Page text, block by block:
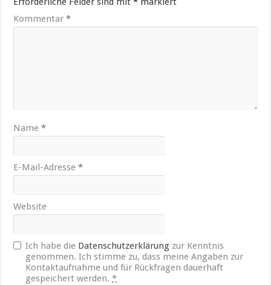
Kommentar*
Name*
E-Mail-Adresse*
Website
Ich habe die Datenschutzerklärung zur Kenntnis
genommen. Ich stimme zu, dass meine Angaben zur
Kontaktaufnahme und für Rückfragen dauerhaft
gespeichert werden.*